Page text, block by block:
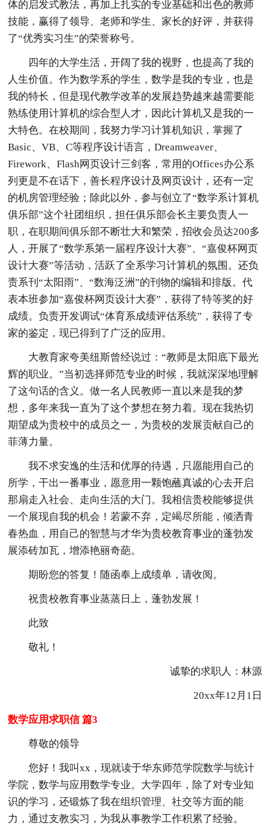
体的启发式教法，再加上扎实的专业基础和出色的教师
技能，赢得了领导、老师和学生、家长的好评，并获得
了“优秀实习生”的荣誉称号。
四年的大学生活，开阔了我的视野，也提高了我的
人生价值。作为数学系的学生，数学是我的专业，也是
我的特长，但是现代教学改革的发展趋势越来越需要能
熟练使用计算机的综合型人才，因此计算机又是我的一
大特色。在校期间，我努力学习计算机知识，掌握了
Basic、VB、C等程序设计语言，Dreamweaver、
Firework、Flash网页设计三剑客，常用的Offices办公系
列更是不在话下，善长程序设计及网页设计，还有一定
的机房管理经验；除此以外，参与创立了“数学系计算机
俱乐部”这个社团组织，担任俱乐部会长主要负责人一
职，在职期间俱乐部不断壮大和繁荣，招收会员达200多
人，开展了“数学系第一届程序设计大赛”、“嘉俊杯网页
设计大赛”等活动，活跃了全系学习计算机的氛围。还负
责系刊“太阳雨”、“数海泛洲”的刊物的编辑和排版。代
表本班参加“嘉俊杯网页设计大赛”，获得了特等奖的好
成绩。负责开发调试“体育系成绩评估系统”，获得了专
家的鉴定，现已得到了广泛的应用。
大教育家夸美纽斯曾经说过：“教师是太阳底下最光
辉的职业。”当初选择师范专业的时候，我就深深地理解
了这句话的含义。做一名人民教师一直以来是我的梦
想，多年来我一直为了这个梦想在努力着。现在我热切
期望成为贵校中的成员之一，为贵校的发展贡献自己的
菲薄力量。
我不求安逸的生活和优厚的待遇，只愿能用自己的
所学，干出一番事业，愿意用一颗饱蘸真诚的心去开启
那扇走入社会、走向生活的大门。我相信贵校能够提供
一个展现自我的机会！若蒙不弃，定竭尽所能，倾洒青
春热血，用自己的智慧与才华为贵校教育事业的蓬勃发
展添砖加瓦，增添艳丽奇葩。
期盼您的答复！随函奉上成绩单，请收阅。
祝贵校教育事业蒸蒸日上，蓬勃发展！
此致
敬礼！
诚挚的求职人：林源
20xx年12月1日
数学应用求职信 篇3
尊敬的领导
您好！我叫xx，现就读于华东师范学院数学与统计
学院，数学与应用数学专业。大学四年，除了对专业知
识的学习，还锻炼了我在组织管理、社交等方面的能
力，通过支教实习，为我从事教学工作积累了经验。